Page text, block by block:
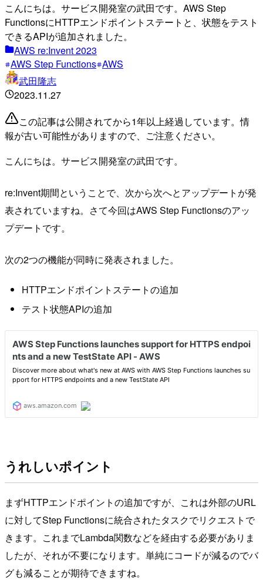
こんにちは。サービス開発室の武田です。AWS Step
FunctionsにHTTPエンドポイントステートと、状態をテスト
できるAPIが追加されました。
AWS re:Invent 2023
AWS Step Functions AWS
武田隆志
2023.11.27
この記事は公開されてから1年以上経過しています。情
報が古い可能性がありますので、ご注意ください。
こんにちは。サービス開発室の武田です。
re:Invent期間ということで、次から次へとアップデートが発
表されていますね。さて今回はAWS Step Functionsのアッ
プデートです。
次の2つの機能が同時に発表されました。
HTTPエンドポイントステートの追加
テスト状態APIの追加
うれしいポイント
まずHTTPエンドポイントの追加ですが、これは外部のURL
に対してStep Functionsに統合されたタスクでリクエストで
きます。これまでLambda関数などを経由する必要がありま
したが、それが不要になります。単純にコードが減るのでバ
グも減ることが期待できますね。